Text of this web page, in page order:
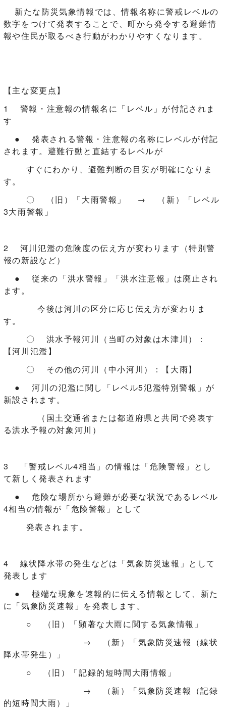
新たな防災気象情報では、情報名称に警戒レベルの
数字をつけて発表することで、町から発令する避難情
報や住民が取るべき行動がわかりやすくなります。
【主な変更点】
1 警報・注意報の情報名に「レベル」が付記されま
す
● 発表される警報・注意報の名称にレベルが付記
されます。避難行動と直結するレベルが
すぐにわかり、避難判断の目安が明確になりま
す。
〇 （旧）「大雨警報」 → （新）「レベル
3大雨警報」
2 河川氾濫の危険度の伝え方が変わります（特別警
報の新設など）
● 従来の「洪水警報」「洪水注意報」は廃止され
ます。
今後は河川の区分に応じ伝え方が変わりま
す。
〇 洪水予報河川（当町の対象は木津川）：
【河川氾濫】
〇 その他の河川（中小河川）：【大雨】
● 河川の氾濫に関し「レベル5氾濫特別警報」が
新設されます。
（国土交通省または都道府県と共同で発表す
る洪水予報の対象河川）
3 「警戒レベル4相当」の情報は「危険警報」とし
て新しく発表されます
● 危険な場所から避難が必要な状況であるレベル
4相当の情報が「危険警報」として
発表されます。
4 線状降水帯の発生などは「気象防災速報」として
発表します
● 極端な現象を速報的に伝える情報として、新た
に「気象防災速報」を発表します。
○ （旧）「顕著な大雨に関する気象情報」
→ （新）「気象防災速報（線状
降水帯発生）」
○ （旧）「記録的短時間大雨情報」
→ （新）「気象防災速報（記録
的短時間大雨）」